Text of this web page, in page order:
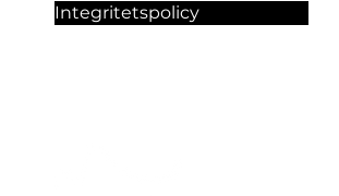
Integritetspolicy